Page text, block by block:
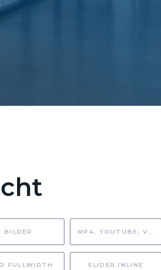
BILDER MP4, YOUTUBE, VIMEO
FULLWIDTH SLIDER INLINE